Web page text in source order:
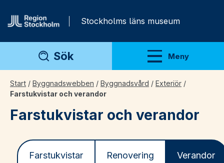
Stockholms läns museum
Sök Meny
Visa meny
Start / Byggnadswebben / Byggnadsvård / Exteriör /
Farstukvistar och verandor
Farstukvistar och verandor
Farstukvistar
Renovering
Verandor